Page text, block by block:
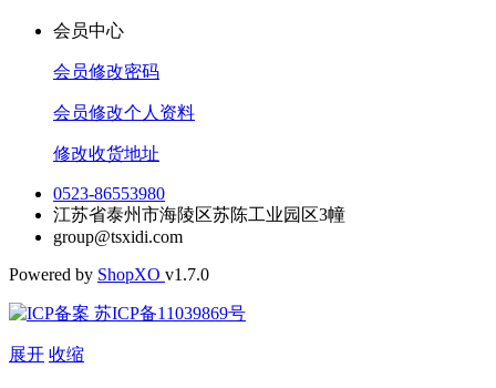
会员中心
会员修改密码
会员修改个人资料
修改收货地址
0523-86553980
江苏省泰州市海陵区苏陈工业园区3幢
group@tsxidi.com
Powered by ShopXO v1.7.0
苏ICP备11039869号
展开 收缩